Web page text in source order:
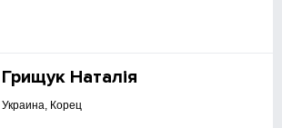
Грищук Наталія
Украина, Корец